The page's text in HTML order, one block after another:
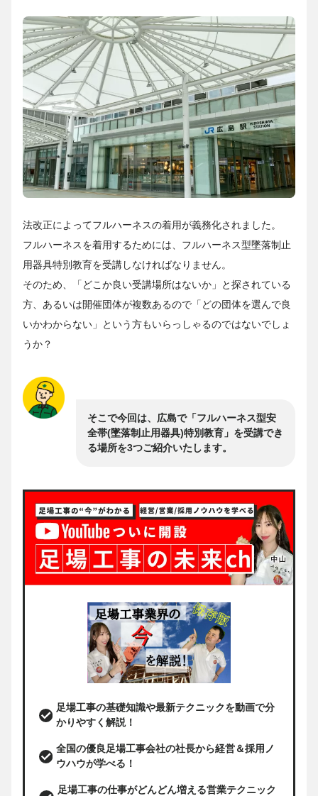
法改正によってフルハーネスの着用が義務化されました。
フルハーネスを着用するためには、フルハーネス型墜落制止
用器具特別教育を受講しなければなりません。
そのため、「どこか良い受講場所はないか」と探されている
方、あるいは開催団体が複数あるので「どの団体を選んで良
いかわからない」という方もいらっしゃるのではないでしょ
うか？
そこで今回は、広島で「フルハーネス型安
全帯(墜落制止用器具)特別教育」を受講でき
る場所を3つご紹介いたします。
足場工事の基礎知識や最新テクニックを動画で分
かりやすく解説！
全国の優良足場工事会社の社長から経営＆採用ノ
ウハウが学べる！
足場工事の仕事がどんどん増える営業テクニック